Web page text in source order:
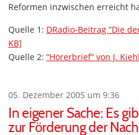
Reformen inzwischen erreicht
Quelle 1: DRadio-Beitrag “Die
KB]
Quelle 2: “Hörerbrief” von J.
05. Dezember 2005 um 9:36
In eigener Sache: Es
zur Förderung der